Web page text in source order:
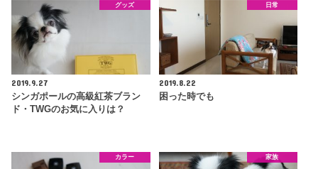
グッズ
2019.9.27
シンガポールの高級紅茶ブラン
ド・TWGのお気に入りは？
日常
2019.8.22
困った時でも
カラー 家族